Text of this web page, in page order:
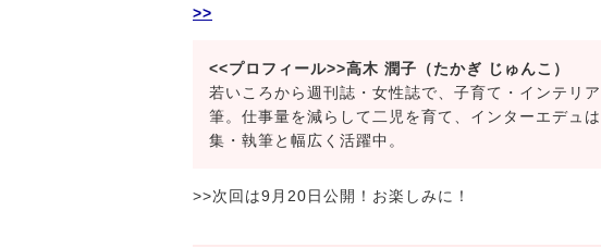
>>
<<プロフィール>>高木 潤子（たかぎ じゅんこ）
若いころから週刊誌・女性誌で、子育て・インテリ
筆。仕事量を減らして二児を育て、インターエデュ
集・執筆と幅広く活躍中。
>>次回は9月20日公開！お楽しみに！